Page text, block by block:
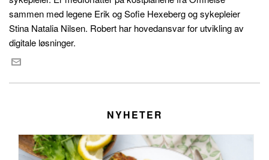
sammen med legene Erik og Sofie Hexeberg og sykepleier
Stina Natalia Nilsen. Robert har hovedansvar for utvikling av
digitale løsninger.
NYHETER